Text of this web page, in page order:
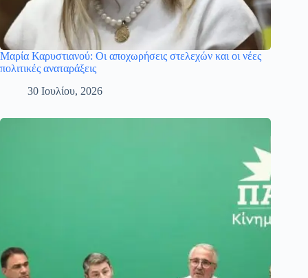
Μαρία Καρυστιανού: Οι αποχωρήσεις στελεχών και οι νέες
πολιτικές αναταράξεις
30 Ιουλίου, 2026